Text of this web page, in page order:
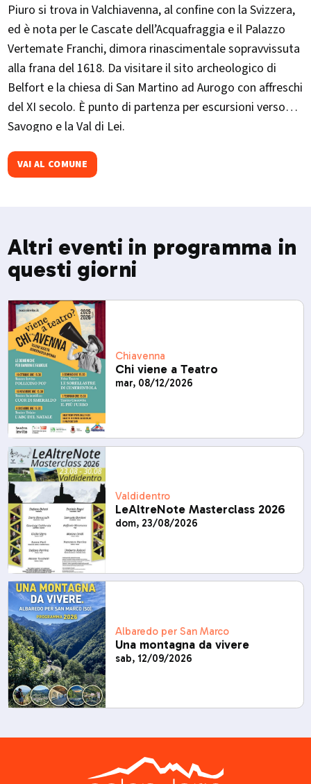
Piuro si trova in Valchiavenna, al confine con la Svizzera,
ed è nota per le Cascate dell’Acquafraggia e il Palazzo
Vertemate Franchi, dimora rinascimentale sopravvissuta
alla frana del 1618. Da visitare il sito archeologico di
Belfort e la chiesa di San Martino ad Aurogo con affreschi
del XI secolo. È punto di partenza per escursioni verso
Savogno e la Val di Lei.
VAI AL COMUNE
Altri eventi in programma in
questi giorni
Chiavenna
Chi viene a Teatro
mar, 08/12/2026
Valdidentro
LeAltreNote Masterclass 2026
dom, 23/08/2026
Albaredo per San Marco
Una montagna da vivere
sab, 12/09/2026